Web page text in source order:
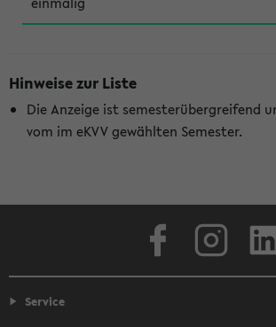
Hinweise zur Liste
Die Anzeige ist semesterübergreifend
vom im eKVV gewählten Semester.
Service